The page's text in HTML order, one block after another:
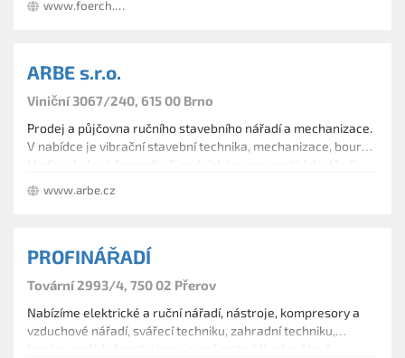
techniku. Dodáváme regály, úložné systémy, měřící přístroje
www.foerch.cz
ARBE s.r.o.
Viniční 3067/240, 615 00 Brno
Prodej a půjčovna ručního stavebního nářadí a mechanizace.
V nabídce je vibrační stavební technika, mechanizace, bourací
Zabýváme se prodejem ochranných pracovních prostředků.
www.arbe.cz
PROFINÁŘADÍ
Tovární 2993/4, 750 02 Přerov
Nabízíme elektrické a ruční nářadí, nástroje, kompresory a
vzduchové nářadí, svářecí techniku, zahradní techniku,